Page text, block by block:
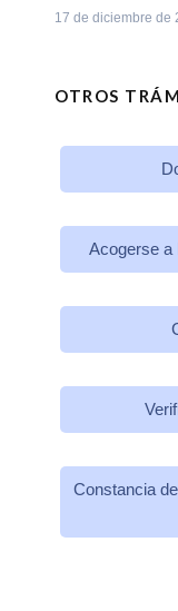
17 de diciembre de
OTROS
Acogerse a
Constancia